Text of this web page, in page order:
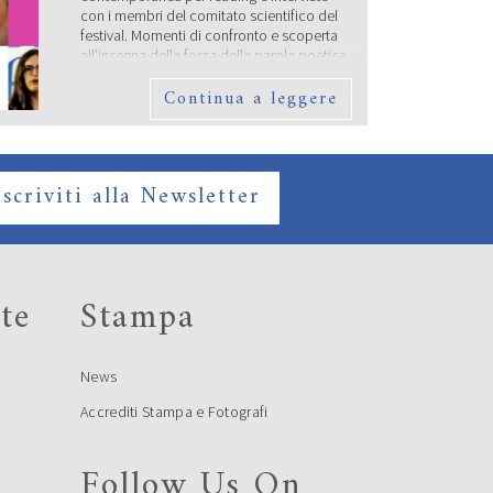
con i membri del comitato scientifico del
festival. Momenti di confronto e scoperta
all’insegna della forza della parola poetica
e della sua sopravvivenza nel mondo di
oggi. Lunedì 16 settembre saranno
protagonisti di un’anteprima […]
Continua a leggere
SABATO 14 SETTEMBRE –
CAMBIO LOCATION
Continua a leggere
SERVIZI SU POESIA
alla Newsletter
Stampa
News
Accrediti Stampa e Fotografi